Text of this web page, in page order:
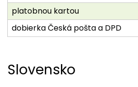
platobnou kartou
dobierka Česká pošta a DPD
Slovensko